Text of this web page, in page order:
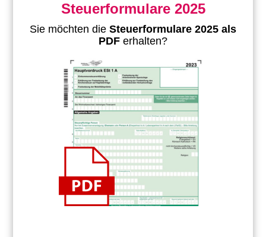
Steuerformulare 2025
Sie möchten die Steuerformulare 2025 als
PDF erhalten?